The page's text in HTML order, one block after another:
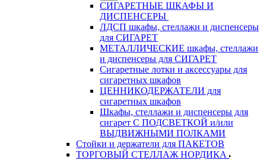
СИГАРЕТНЫЕ ШКАФЫ И
ДИСПЕНСЕРЫ
ЛДСП шкафы, стеллажи и диспенсеры
для СИГАРЕТ
МЕТАЛЛИЧЕСКИЕ шкафы, стеллажи
и диспенсеры для СИГАРЕТ
Сигаретные лотки и аксессуары для
сигаретных шкафов
ЦЕННИКОДЕРЖАТЕЛИ для
сигаретных шкафов
Шкафы, стеллажи и диспенсеры для
сигарет С ПОДСВЕТКОЙ и/или
ВЫДВИЖНЫМИ ПОЛКАМИ
Стойки и держатели для ПАКЕТОВ
ТОРГОВЫЙ СТЕЛЛАЖ НОРДИКА